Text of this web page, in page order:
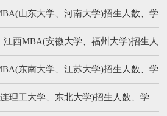
山东大学、河南大学)招生人数、学
江西MBA(安徽大学、福州大学)招生人
学制东南大学、江苏大学)招生人数、学
理工大学、东北大学)招生人数、学